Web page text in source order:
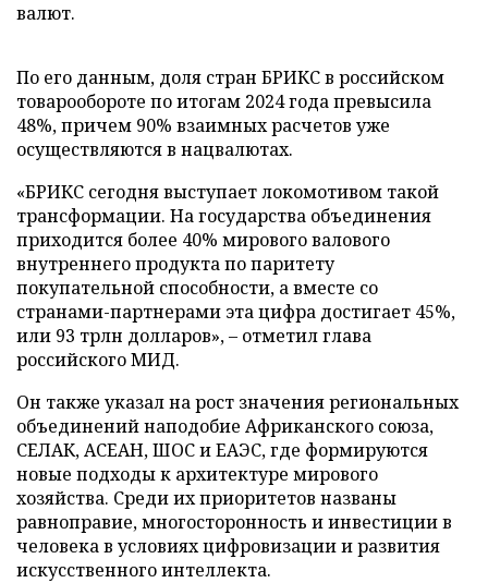
валют.
По его данным, доля стран БРИКС в российском
товарообороте по итогам 2024 года превысила
48%, причем 90% взаимных расчетов уже
осуществляются в нацвалютах.
«БРИКС сегодня выступает локомотивом такой
трансформации. На государства объединения
приходится более 40% мирового валового
внутреннего продукта по паритету
покупательной способности, а вместе со
странами-партнерами эта цифра достигает 45%,
или 93 трлн долларов», – отметил глава
российского МИД.
Он также указал на рост значения региональных
объединений наподобие Африканского союза,
СЕЛАК, АСЕАН, ШОС и ЕАЭС, где формируются
новые подходы к архитектуре мирового
хозяйства. Среди их приоритетов названы
равноправие, многосторонность и инвестиции в
человека в условиях цифровизации и развития
искусственного интеллекта.